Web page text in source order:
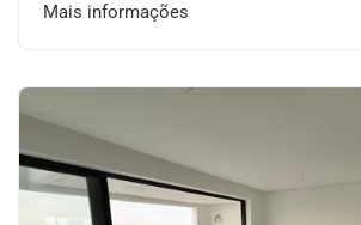
Mais informações